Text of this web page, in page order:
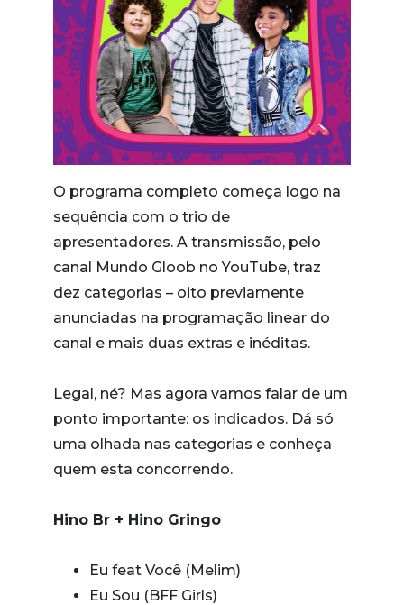
O programa completo começa logo na
sequência com o trio de
apresentadores. A transmissão, pelo
canal Mundo Gloob no YouTube, traz
dez categorias – oito previamente
anunciadas na programação linear do
canal e mais duas extras e inéditas.
Legal, né? Mas agora vamos falar de um
ponto importante: os indicados. Dá só
uma olhada nas categorias e conheça
quem esta concorrendo.
Hino Br + Hino Gringo
Eu feat Você (Melim)
Eu Sou (BFF Girls)